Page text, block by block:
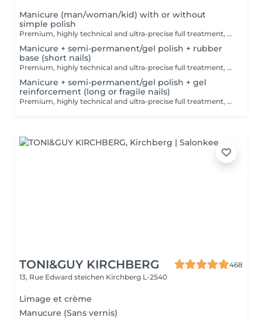
Manicure (man/woman/kid) with or without
simple polish
Premium, highly technical and ultra-precise full treatment, performed mainly with an e-file to achieve a perfectly clean nail contour and apply the polish as close as possible, even slightly under the cuticle. This technique helps visually delay the regrowth by around 10 days. Visual result: -Extremely well-groomed nails, clean contours, flawless shape -Instagram / photo studio effect: neat, precise, with no visible dry skin Service content: -Removal of old semi-permanent and/or gel polish (if needed, please book accordingly this option via this screen) -Very meticulous preparation of the nail plate -Removal of dead skin -Shape and file nails -Gentle cuticle care -Application of a transparent simple polish (if desired) OR application of your own simple polish to bring with you (if needed, please book accordingly this option via this screen) -Application of cuticle oil and hand cream
Manicure + semi-permanent/gel polish + rubber
base (short nails)
Premium, highly technical and ultra-precise full treatment, performed mainly with an e-file to achieve a perfectly clean nail contour and apply the polish as close as possible, even slightly under the cuticle. This technique helps visually delay the regrowth by around 10 days. Visual result: -Extremely well-groomed nails, clean contours, flawless shape -Instagram / photo studio effect: neat, precise, with no visible dry skin We also include a base coat, recommended for short nails in good condition. A perfect solution for flawless and long-lasting nails: -The average durability is 4 weeks!! Service content -> 80€ : -Removal of old semi-permanent and/or gel (if needed, already include in this price/service) -Very meticulous preparation of the nail plate -Removal of dead skin -Shape and file nails -Gentle cuticle care -Rubber base -Application of semi-permanent nail polish -Application of cuticle oil and hand cream Optional : -Price per nail extension on up to 5 nails (if so please book "WITH simple design") +3€/nail -Price per nail for nail art on up to 5 nails (if so please book "WITH simple design") +3€/nail -Price for simple design (French, Chrome, Baby Boomer, Cat Eyes, Stickers, Foil) 6-10 nails -> +20€ -Price for complex design (3D, Hand drawings, Stamping, French with Chrome, Baby Boomer with Chrome, French with Cat Eyes) 6-10 nails -> +30€
Manicure + semi-permanent/gel polish + gel
reinforcement (long or fragile nails)
Premium, highly technical and ultra-precise full treatment, performed mainly with an e-file to achieve a perfectly clean nail contour and apply the polish as close as possible, even slightly under the cuticle. This technique helps visually delay the regrowth by around 10 days. Visual result: -Extremely well-groomed nails, clean contours, flawless shape -Instagram / photo studio effect: neat, precise, with no visible dry skin We also include a gel reinforcement, recommended for long or fragile or broken nails. A perfect solution for flawless and long-lasting nails: -The average durability is 4 weeks!! Service content -> 95€ : -Removal of old semi-permanent and/or gel polish (if needed, already include in this price/service) -Very meticulous preparation of the nail plate -Removal of dead skin -Shape and file nails -Gentle cuticle care -Correction of the nail shape -Gel reinforcement -Application of semi-permanent nail polish -Application of cuticle oil and hand cream Optional : -Price per nail extension on up to 5 nails (if so please book "WITH simple design") +3€/nail -Price per nail for nail art on up to 5 nails (if so please book "WITH simple design") +3€/nail -Price for simple design (French, Chrome, Baby Boomer, Cat Eyes, Stickers, Foil) 6-10 nails -> +20€ -Price for complex design (3D, Hand drawings, Stamping, French with Chrome, Baby Boomer with Chrome, French with Cat Eyes) 6-10 nails -> +30€
TONI&GUY KIRCHBERG
468
13, Rue Edward steichen Kirchberg L-2540
Limage et crème
Manucure (Sans vernis)